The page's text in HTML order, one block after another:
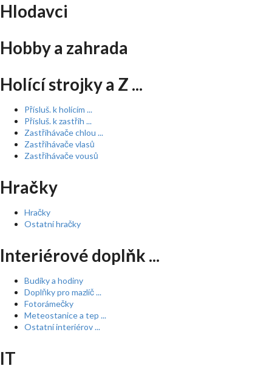
Hlodavci
Hobby a zahrada
Holící strojky a Z ...
Přísluš. k holícím ...
Přísluš. k zastřih ...
Zastřihávače chlou ...
Zastřihávače vlasů
Zastřihávače vousů
Hračky
Hračky
Ostatní hračky
Interiérové doplňk ...
Budíky a hodiny
Doplňky pro mazlíč ...
Fotorámečky
Meteostanice a tep ...
Ostatní interiérov ...
IT